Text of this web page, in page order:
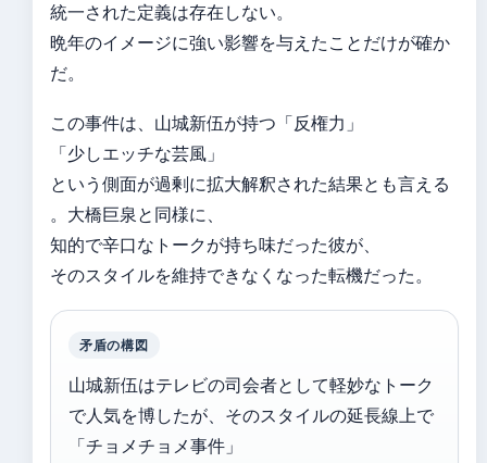
統一された定義は存在しない。
晩年のイメージに強い影響を与えたことだけが確か
だ。
この事件は、山城新伍が持つ「反権力」
「少しエッチな芸風」
という側面が過剰に拡大解釈された結果とも言える
。大橋巨泉と同様に、
知的で辛口なトークが持ち味だった彼が、
そのスタイルを維持できなくなった転機だった。
矛盾の構図
山城新伍はテレビの司会者として軽妙なトーク
で人気を博したが、そのスタイルの延長線上で
「チョメチョメ事件」